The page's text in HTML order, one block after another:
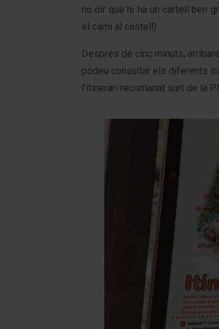
no dir que hi ha un cartell ben
el camí al castell).
Després de cinc minuts,
podeu consultar els diferents
l’itinerari recomanat surt de la